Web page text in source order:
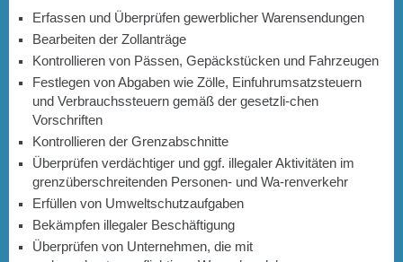
Erfassen und Überprüfen gewerblicher Warensendungen
Bearbeiten der Zollanträge
Kontrollieren von Pässen, Gepäckstücken und Fahrzeugen
Festlegen von Abgaben wie Zölle, Einfuhrumsatzsteuern
und Verbrauchssteuern gemäß der gesetzli-chen
Vorschriften
Kontrollieren der Grenzabschnitte
Überprüfen verdächtiger und ggf. illegaler Aktivitäten im
grenzüberschreitenden Personen- und Wa-renverkehr
Erfüllen von Umweltschutzaufgaben
Bekämpfen illegaler Beschäftigung
Überprüfen von Unternehmen, die mit